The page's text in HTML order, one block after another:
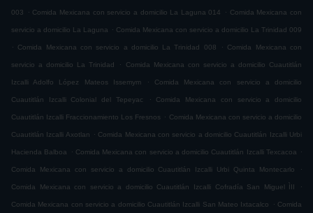
003 . Comida Mexicana con servicio a domicilio La Laguna 014 . Comida Mexicana con
servicio a domicilio La Laguna . Comida Mexicana con servicio a domicilio La Trinidad 009
.
Comida Mexicana con servicio a domicilio La Trinidad 008 . Comida Mexicana con
servicio a domicilio La Trinidad . Comida Mexicana con servicio a domicilio Cuautitlán
Izcalli Adolfo López Mateos Issemym . Comida Mexicana con servicio a domicilio
Cuautitlán Izcalli Colonial del Tepeyac . Comida Mexicana con servicio a domicilio
Cuautitlán Izcalli Fraccionamiento Los Fresnos . Comida Mexicana con servicio a domicilio
Cuautitlán Izcalli Axotlan . Comida Mexicana con servicio a domicilio Cuautitlán Izcalli Urbi
Hacienda Balboa . Comida Mexicana con servicio a domicilio Cuautitlán Izcalli Texcacoa .
Comida Mexicana con servicio a domicilio Cuautitlán Izcalli Urbi Quinta Montecarlo .
Comida Mexicana con servicio a domicilio Cuautitlán Izcalli Cofradía San Miguel ÌII .
Comida Mexicana con servicio a domicilio Cuautitlán Izcalli San Mateo Ixtacalco . Comida